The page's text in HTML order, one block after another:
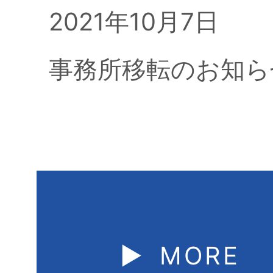
2021年10月7日
事務所移転のお知
▶︎ MORE